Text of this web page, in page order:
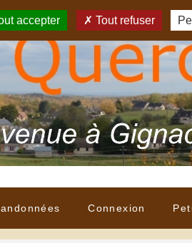
Connexion
accepter Tout refuser